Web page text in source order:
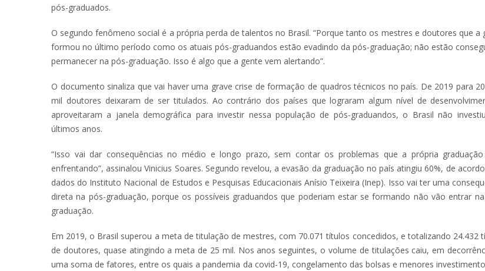
pós-graduados.
O segundo fenômeno social é a própria perda de talentos no Brasil. “Porque tanto os mestres e doutores que a
formou no último período como os atuais pós-graduandos estão evadindo da pós-graduação; não estão
permanecer na pós-graduação. Isso é algo que a gente vem alertando”.
O documento sinaliza que vai haver uma grave crise de formação de quadros técnicos no país. De 2019 para
mil doutores deixaram de ser titulados. Ao contrário dos países que lograram algum nível de
aproveitaram a janela demográfica para investir nessa população de pós-graduandos, o Brasil não
últimos anos.
“Isso vai dar consequências no médio e longo prazo, sem contar os problemas que a própria
enfrentando”, assinalou Vinicius Soares. Segundo revelou, a evasão da graduação no país atingiu 60%, de
dados do Instituto Nacional de Estudos e Pesquisas Educacionais Anísio Teixeira (Inep). Isso vai ter uma
direta na pós-graduação, porque os possíveis graduandos que poderiam estar se formando não vão entrar
graduação.
Em 2019, o Brasil superou a meta de titulação de mestres, com 70.071 títulos concedidos, e totalizando 24.432
de doutores, quase atingindo a meta de 25 mil. Nos anos seguintes, o volume de titulações caiu, em
uma soma de fatores, entre os quais a pandemia da covid-19, congelamento das bolsas e menores